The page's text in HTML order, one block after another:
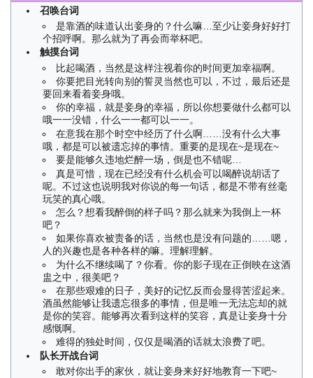
召唤台词
是靠酒的味道认出妾身的？什么嘛…至少让妾身好好打
个招呼啊。那么就为了再会而举杯吧。
触摸台词
比起喝酒，当然是这样注视着你的时间更加幸福啊。
你要把目光转向别的誓灵当然也可以，不过，最后还是
要回来看着妾身哦。
你的幸福，就是妾身的幸福，所以你想要做什么都可以
哦一一没错，什么一一都可以一一。
在意我在那个时空中经历了什么啊……没有什么大事
哦，都是可以被遗忘掉的事情。重要的是现在~是现在~
要是能够久违地烂醉一场，倒是也不错呢…
真是可惜，现在已经没有什么机会可以喝醉说胡话了
呢。不过这也说明我对你说的每一句话，都是不带有丝毫
玩笑的真心哦。
怎么？想看我醉倒的样子吗？那么就来为我倒上一杯
吧？
如果你喜欢被责备的话，当然也是没有问题的……嗯，
人的兴趣也是各种各样的嘛。理解理解。
为什么不继续喝了？你看。你的影子现在正倒映在这酒
盅之中，很美吧？
在那些艰难的日子，美好的记忆反而会显得苦涩起来。
酒虽然能够让我遗忘很多的事情，但是唯一无法忘却的就
是你的笑容。能够再次看到这样的笑容，真是让妾身十分
感慨啊。
难得的独处时间，仅仅是喝酒的话就太浪费了吧。
队长开战台词
敢对你出手的家伙，就让妾身来好好地教育一下吧~